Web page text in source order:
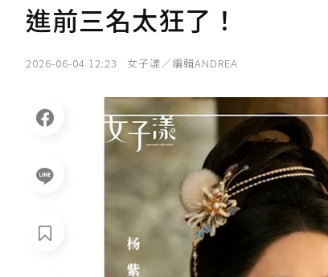
進前三名太狂了！
2026-06-04 12:23 女子漾／編輯ANDREA